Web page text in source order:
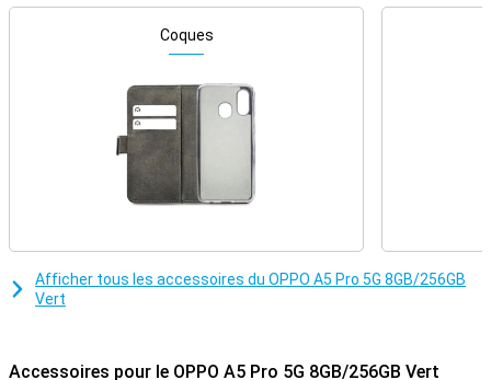
Grand écran
Que vous regardiez des vidéos sur YouTube, que vous fassiez
défiler les médias sociaux ou que vous jouiez, l'écran de 6,67
Grâce à la résolution de 1604x720, les images sont très nettes.
Autre point positif : le taux de rafraîchissement de 90 Hz donne une
impression de fluidité, les images s'affichant à l'écran sont fluides.
Même dans la lumière, l'écran reste facile à lire grâce à sa
luminosité de 1000 nits. Bref, vous bénéficiez toujours d'une image
Dimensity 6300. Ce processeur est optimisé pour les tâches
quotidiennes, le multitâche et l'efficacité énergétique. Vous
utilisez beaucoup votre téléphone et que vous n'avez pas envie de
Coques
Afficher tous les accessoires du OPPO A5 Pro 5G 8GB/256GB
Vert
Accessoires pour le OPPO A5 Pro 5G 8GB/256GB Vert